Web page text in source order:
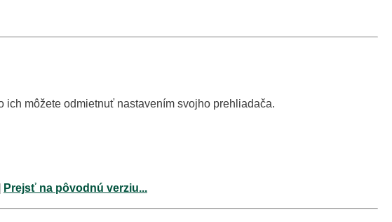
môžete odmietnuť nastavením svojho prehliadača.
Prejsť na pôvodnú verziu...